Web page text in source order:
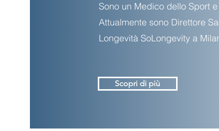
Sono un Medico dello Sport
Attualmente sono Direttore
Longevità SoLongevity a
Scopri di più